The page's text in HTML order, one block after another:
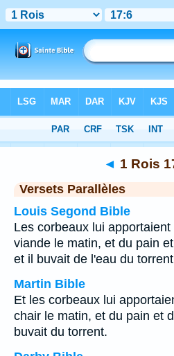
Chapitre 17> Verset 6
◄ 1 Rois
Versets Parallèles
Louis Segond Bible
Les corbeaux lui
viande le matin, et du pain
et il buvait de l'eau du
Martin Bible
Et les corbeaux lui
chair le matin, et du pain et
buvait du torrent.